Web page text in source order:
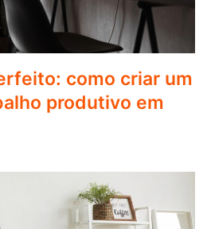
como criar um
produtivo em